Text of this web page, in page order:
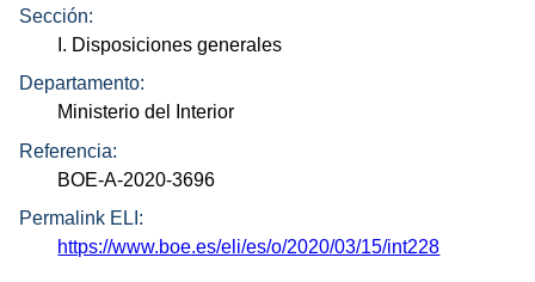
Sección:
I. Disposiciones generales
Departamento:
Ministerio del Interior
Referencia:
BOE-A-2020-3696
Permalink ELI:
https://www.boe.es/eli/es/o/2020/03/15/int228